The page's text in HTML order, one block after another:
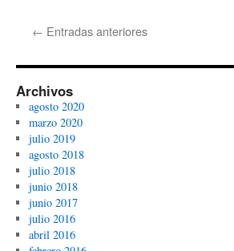
← Entradas anteriores
Archivos
agosto 2020
marzo 2020
julio 2019
agosto 2018
julio 2018
junio 2018
junio 2017
julio 2016
abril 2016